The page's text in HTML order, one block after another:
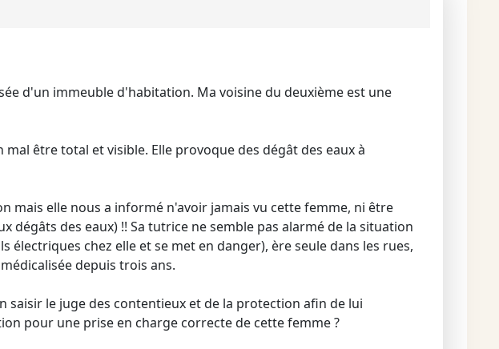
d'un immeuble d'habitation. Ma voisine du deuxième est une
être total et visible. Elle provoque des dégât des eaux à
mais elle nous a informé n'avoir jamais vu cette femme, ni être
dégâts des eaux) !! Sa tutrice ne semble pas alarmé de la situation
chez elle et se met en danger), ère seule dans les rues,
depuis trois ans.
saisir le juge des contentieux et de la protection afin de lui
pour une prise en charge correcte de cette femme ?